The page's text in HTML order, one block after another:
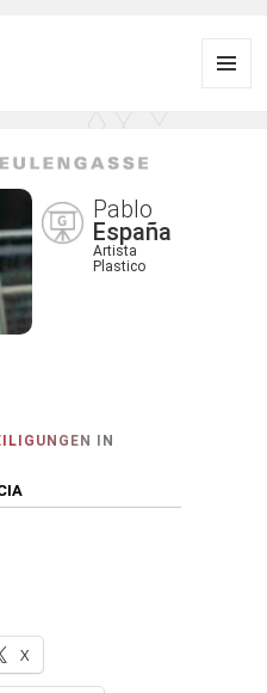
Pablo
España
Artista
Plastico
IN
X